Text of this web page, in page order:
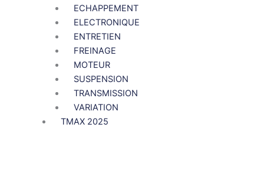
ECHAPPEMENT
ELECTRONIQUE
ENTRETIEN
FREINAGE
MOTEUR
SUSPENSION
TRANSMISSION
VARIATION
TMAX 2025